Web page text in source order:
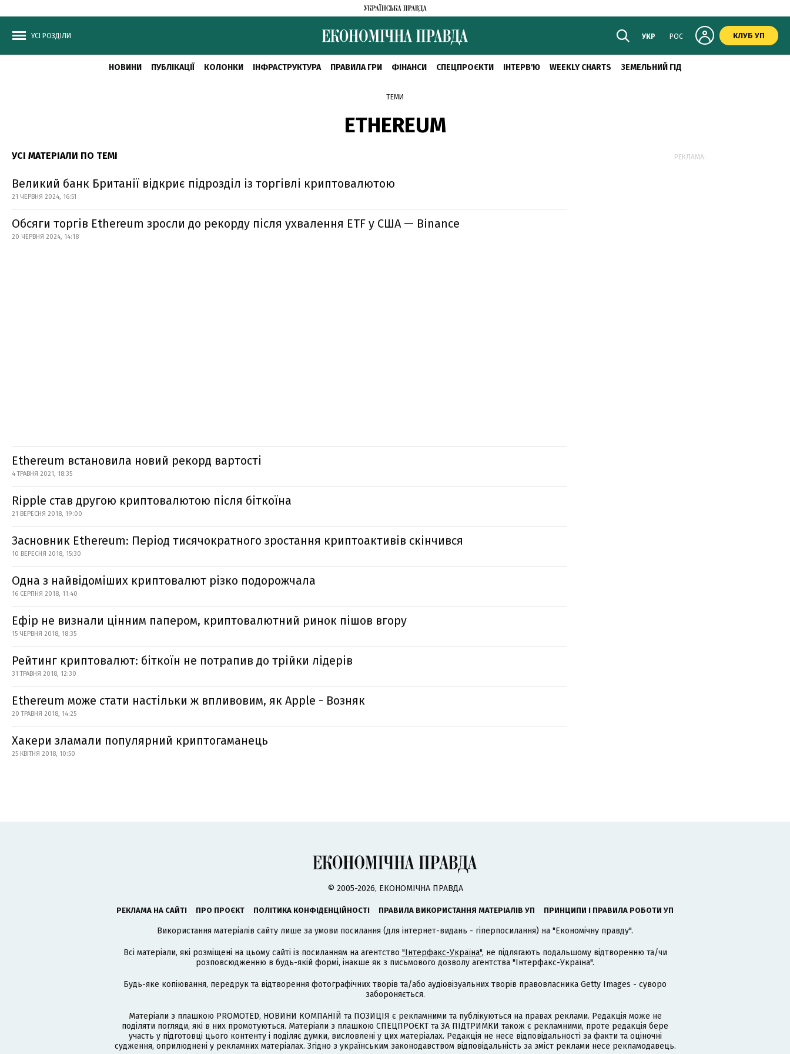
УСІ РОЗДІЛИ УКР РОС КЛУБ УП
НОВИНИ ПУБЛІКАЦІЇ КОЛОНКИ ІНФРАСТРУКТУРА ПРАВИЛА ГРИ ФІНАНСИ СПЕЦПРОЄКТИ ІНТЕРВ'Ю WEEKLY CHARTS ЗЕМЕЛЬНИЙ ГІД
ТЕМИ
ETHEREUM
УСІ МАТЕРІАЛИ ПО ТЕМІ
Великий банк Британії відкриє підрозділ із торгівлі криптовалютою
21 ЧЕРВНЯ 2024, 16:51
Обсяги торгів Ethereum зросли до рекорду після ухвалення ETF у США — Binance
20 ЧЕРВНЯ 2024, 14:18
Ethereum встановила новий рекорд вартості
4 ТРАВНЯ 2021, 18:35
Ripple став другою криптовалютою після біткоїна
21 ВЕРЕСНЯ 2018, 19:00
Засновник Ethereum: Період тисячократного зростання криптоактивів скінчився
10 ВЕРЕСНЯ 2018, 15:30
Одна з найвідоміших криптовалют різко подорожчала
16 СЕРПНЯ 2018, 11:40
Ефір не визнали цінним папером, криптовалютний ринок пішов вгору
15 ЧЕРВНЯ 2018, 18:35
Рейтинг криптовалют: біткоїн не потрапив до трійки лідерів
31 ТРАВНЯ 2018, 12:30
Ethereum може стати настільки ж впливовим, як Apple - Возняк
20 ТРАВНЯ 2018, 14:25
Хакери зламали популярний криптогаманець
25 КВІТНЯ 2018, 10:50
РЕКЛАМА:
© 2005-2026, ЕКОНОМІЧНА ПРАВДА
РЕКЛАМА НА САЙТІ ПРО ПРОЄКТ ПОЛІТИКА КОНФІДЕНЦІЙНОСТІ ПРАВИЛА ВИКОРИСТАННЯ МАТЕРІАЛІВ УП ПРИНЦИПИ І ПРАВИЛА РОБОТИ УП
Використання матеріалів сайту лише за умови посилання (для інтернет-видань - гіперпосилання) на "Економічну правду".
Всі матеріали, які розміщені на цьому сайті із посиланням на агентство "Інтерфакс-Україна", не підлягають подальшому відтворенню та/чи
розповсюдженню в будь-якій формі, інакше як з письмового дозволу агентства "Інтерфакс-Україна".
Будь-яке копіювання, передрук та відтворення фотографічних творів та/або аудіовізуальних творів правовласника Getty Images - суворо
забороняється.
Матеріали з плашкою PROMOTED, НОВИНИ КОМПАНІЙ та ПОЗИЦІЯ є рекламними та публікуються на правах реклами. Редакція може не
поділяти погляди, які в них промотуються. Матеріали з плашкою СПЕЦПРОЄКТ та ЗА ПІДТРИМКИ також є рекламними, проте редакція бере
участь у підготовці цього контенту і поділяє думки, висловлені у цих матеріалах. Редакція не несе відповідальності за факти та оціночні
судження, оприлюднені у рекламних матеріалах. Згідно з українським законодавством відповідальність за зміст реклами несе рекламодавець.